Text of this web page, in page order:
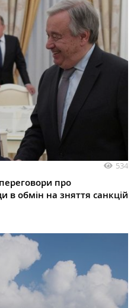
534
про
в обмін на зняття санкцій